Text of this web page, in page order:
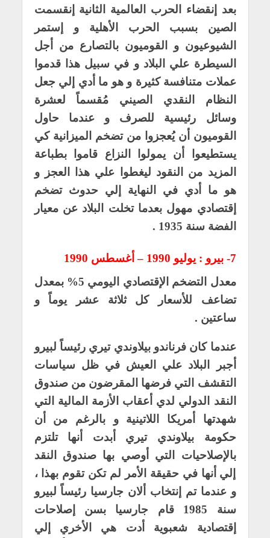
بعد إنقضاء الحرب العالمية الثانية إنقسمت
الصين بسبب الحرب الأهلية و إستمر
الشيوعيون و القوميون بالتصارع من أجل
السيطرة علي البلاد و في سبيل هذا قدموا
عملات متنافسة كثيرة و هو ما أدي إلي جعل
النظام النقدي الصيني مُقسماً لعشرة
وسائل رئيسية للصرف و عندما حاول
القوميون أن يُعجزوا من تضخم الميزانية كي
يستطيعوا أن يمولوا النزاع قاموا بطباعة
المزيد من النقود ليغطوا علي هذا العجز و
هو ما أدي في النهاية إلي حدوث تضخم
إقتصادي مهول بعدما تخلت البلاد عن معيار
الفضة سنة 1935 .
7- بيرو : يوليو 1990 – أغسطس 1990
معدل التضخم الإقتصادي اليومي 5% بمعدل
تضاعف للأسعار كل ثلاثة عشر يوماً و
ساعتين .
عندما كان فرناندو بيلاوندي تيري رئيساً لبيرو
أجبر البلاد علي العيش في ظل سياسات
التقشف التي فرضها المقرضون من صندوق
النقد الدولي لدي أعقاب الأزمة المالية التي
شهدتها أمريكا اللاتينية و بالرغم من أن
حكومة بيلاوندي تيري أبدت أنها تلتزم
بالإصلاحيات التي أوصي بها صندوق النقد
إلي أنها في حقيقة الأمر لم تكن تقوم بهذا ،
و عندما تم إنتخاب ألان جارسيا رئيساً لبيرو
سنة 1985 قام جارسيا بسن إصلاحات
إقتصادية شعبوية أدت هي الأخري إلي